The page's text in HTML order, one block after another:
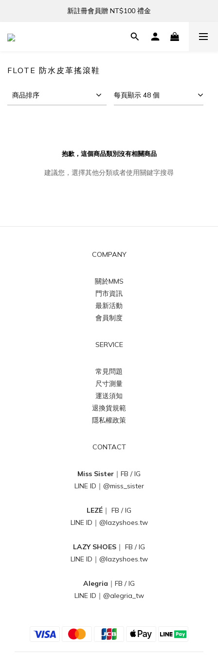
新註冊會員贈 NT$100 禮金
新註冊會員贈 NT$100 禮金
全館滿 NT$3,000 免運
FLOTE 防水皮革搖滾鞋
商品排序 每頁顯示 48 個
抱歉，這個商品類別沒有相關商品
建議您，選擇其他分類或者使用關鍵字搜尋
COMPANY
關於MMS
門市資訊
最新活動
會員制度
SERVICE
常見問題
尺寸測量
運送須知
退換貨規範
隱私權政策
CONTACT
Miss Sister ｜ FB /IG
LINE ID｜ @miss_sister
LEZÉ ｜ FB /IG
LINE ID｜ @lazyshoes.tw
LAZY SHOES ｜ FB /IG
LINE ID｜ @lazyshoes.tw
Alegria ｜ FB /IG
LINE ID｜ @alegria_tw